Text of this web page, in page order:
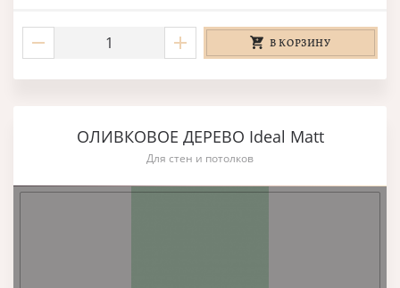
В КОРЗИНУ
ОЛИВКОВОЕ ДЕРЕВО Ideal Matt
Для стен и потолков